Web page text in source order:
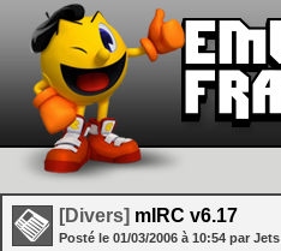
[Divers] mIRC v6.17
Posté le 01/03/2006 à 10:54 par Jets